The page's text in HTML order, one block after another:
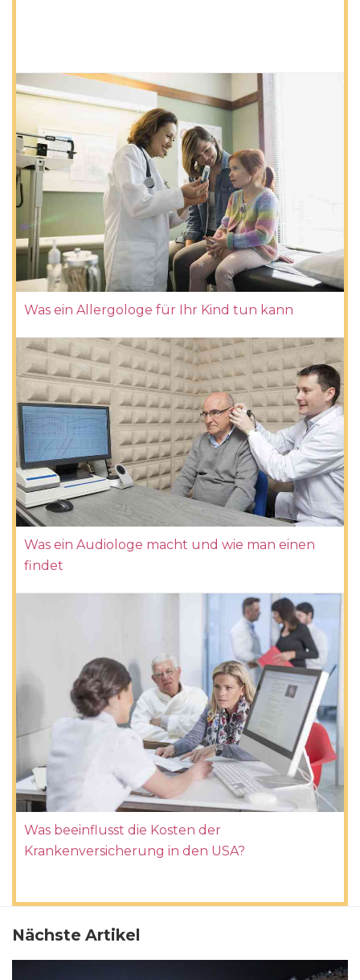
Was ein Allergologe für Ihr Kind tun kann
Was ein Audiologe macht und wie man einen
findet
Was beeinflusst die Kosten der
Krankenversicherung in den USA?
Nächste Artikel